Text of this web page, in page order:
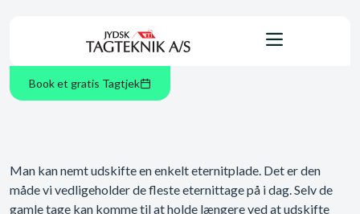
Book et gratis Tagtjek
Man kan nemt udskifte en enkelt eternitplade. Det er den
måde vi vedligeholder de fleste eternittage på i dag. Selv de
gamle tage kan komme til at holde længere ved at udskifte